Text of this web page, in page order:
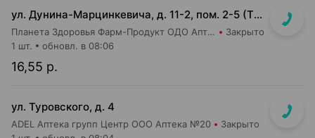
ул. Дунина-Марцинкевича, д. 11-2, пом. 2-5 (ТЦ Раковский кирмаш)
Планета Здоровья Фарм-Продукт ОДО Аптека №24 Закрыто
16,55 р.
1 шт. обновл. в 08:06
ул. Туровского, д. 4
ADEL Аптека групп Центр ООО Аптека №20 Закрыто